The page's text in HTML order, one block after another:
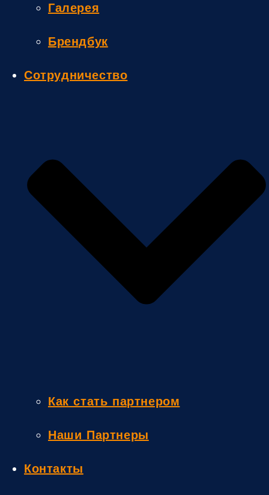
Галерея
Брендбук
Сотрудничество
Как стать партнером
Наши Партнеры
Контакты